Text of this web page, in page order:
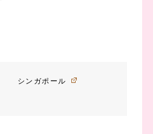
シンガポール